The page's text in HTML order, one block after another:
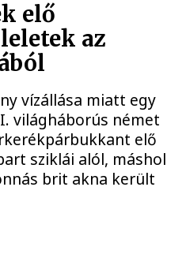
elő
az
vízállása miatt egy
világháborús német
elő
sziklái alól, máshol
brit akna került